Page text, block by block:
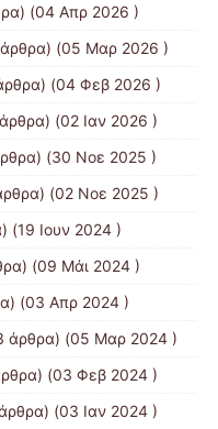
(04 Απρ 2026 )
άρθρα) (05 Μαρ 2026 )
(04 Φεβ 2026 )
(02 Ιαν 2026 )
(30 Νοε 2025 )
(02 Νοε 2025 )
(19 Ιουν 2024 )
(09 Μάι 2024 )
(03 Απρ 2024 )
άρθρα) (05 Μαρ 2024 )
(03 Φεβ 2024 )
(03 Ιαν 2024 )